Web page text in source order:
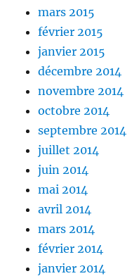
mars 2015
février 2015
janvier 2015
décembre 2014
novembre 2014
octobre 2014
septembre 2014
juillet 2014
juin 2014
mai 2014
avril 2014
mars 2014
février 2014
janvier 2014